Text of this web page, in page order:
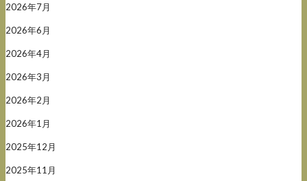
2026年7月
2026年6月
2026年4月
2026年3月
2026年2月
2026年1月
2025年12月
2025年11月